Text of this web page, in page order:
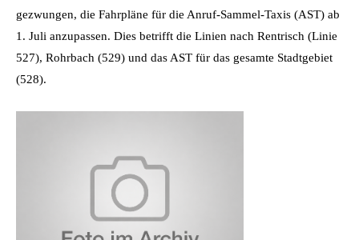
gezwungen, die Fahrpläne für die Anruf-Sammel-Taxis (AST) ab
1. Juli anzupassen. Dies betrifft die Linien nach Rentrisch (Linie
527), Rohrbach (529) und das AST für das gesamte Stadtgebiet
(528).